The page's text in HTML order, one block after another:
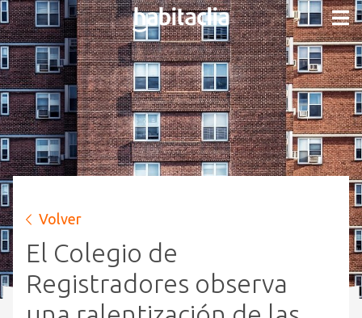
Volver
El Colegio de
Registradores observa